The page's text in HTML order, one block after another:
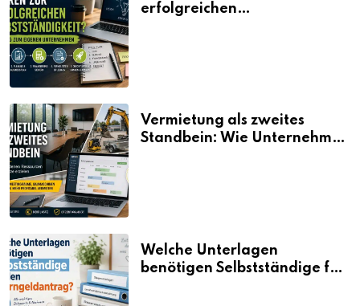
erfolgreichen
Vermietung als zweites
Standbein: Wie Unternehmen
Welche Unterlagen
benötigen Selbstständige für